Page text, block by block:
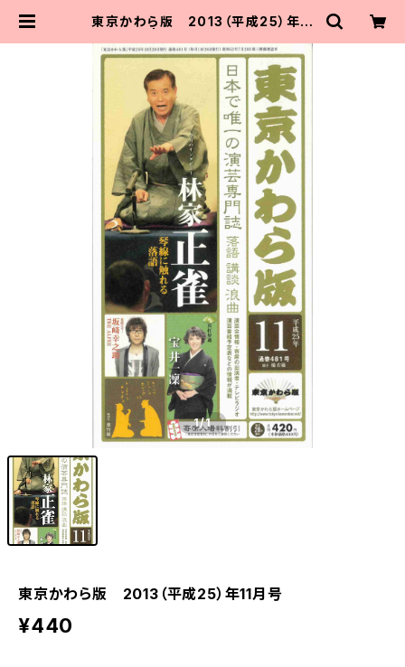
東京かわら版 2013（平成25）年11
1/1
東京かわら版 2013（平成25）年11月号
¥440